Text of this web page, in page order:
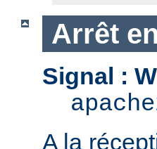
Arrêt
Signal :
A la